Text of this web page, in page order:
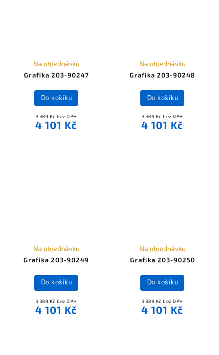
Grafika 203-90247
Na objednávku
3 389 Kč bez DPH
4 101 Kč
Do košíku
Grafika 203-90248
Na objednávku
3 389 Kč bez DPH
4 101 Kč
Do košíku
Grafika 203-90249
Na objednávku
3 389 Kč bez DPH
4 101 Kč
Do košíku
Grafika 203-90250
Na objednávku
3 389 Kč bez DPH
4 101 Kč
Do košíku